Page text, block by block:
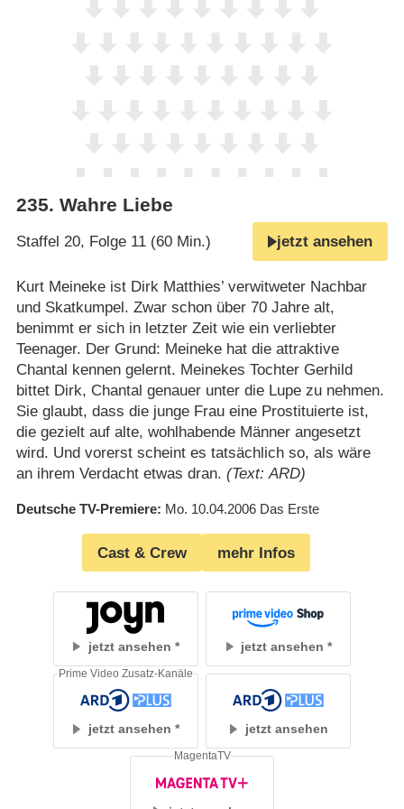
235. Wahre Liebe
Staffel 20, Folge 11 (60 Min.) jetzt ansehen
Kurt Meineke ist Dirk Matthies’ verwitweter Nachbar
und Skatkumpel. Zwar schon über 70 Jahre alt,
benimmt er sich in letzter Zeit wie ein verliebter
Teenager. Der Grund: Meineke hat die attraktive
Chantal kennen gelernt. Meinekes Tochter Gerhild
bittet Dirk, Chantal genauer unter die Lupe zu nehmen.
Sie glaubt, dass die junge Frau eine Prostituierte ist,
die gezielt auf alte, wohlhabende Männer angesetzt
wird. Und vorerst scheint es tatsächlich so, als wäre
an ihrem Verdacht etwas dran. (Text: ARD)
Deutsche TV-Premiere Mo. 10.04.2006 Das Erste
Cast & Crew mehr Infos
jetzt ansehen jetzt ansehen
jetzt ansehen
Prime Video Zusatz-Kanäle
jetzt ansehen
MagentaTV